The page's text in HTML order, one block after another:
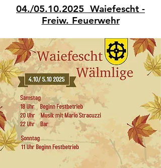
04./05.10.2025 Waiefescht -
Freiw. Feuerwehr